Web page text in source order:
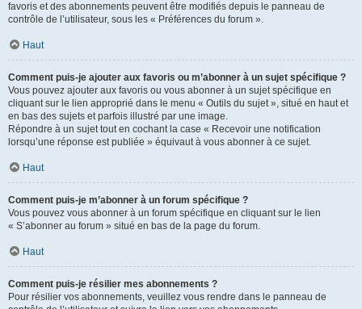
favoris et des abonnements peuvent être modifiés depuis le panneau de
contrôle de l’utilisateur, sous les « Préférences du forum ».
Haut
Comment puis-je ajouter aux favoris ou m’abonner à un sujet spécifique ?
Vous pouvez ajouter aux favoris ou vous abonner à un sujet spécifique en
cliquant sur le lien approprié dans le menu « Outils du sujet », situé en haut et
en bas des sujets et parfois illustré par une image.
Répondre à un sujet tout en cochant la case « Recevoir une notification
lorsqu’une réponse est publiée » équivaut à vous abonner à ce sujet.
Haut
Comment puis-je m’abonner à un forum spécifique ?
Vous pouvez vous abonner à un forum spécifique en cliquant sur le lien
« S’abonner au forum » situé en bas de la page du forum.
Haut
Comment puis-je résilier mes abonnements ?
Pour résilier vos abonnements, veuillez vous rendre dans le panneau de